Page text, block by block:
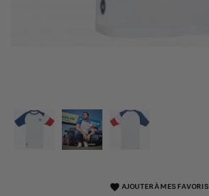
favorite AJOUTER À MES FAVORIS